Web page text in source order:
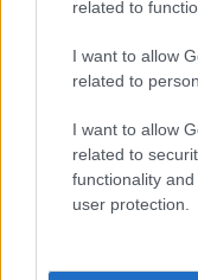
related to
I want to allow
related to
I want to allow
related to
functionality
user protection.
Festival Zebra razglasil
nagrajence: Tri
nagrade žirije in
občinstva